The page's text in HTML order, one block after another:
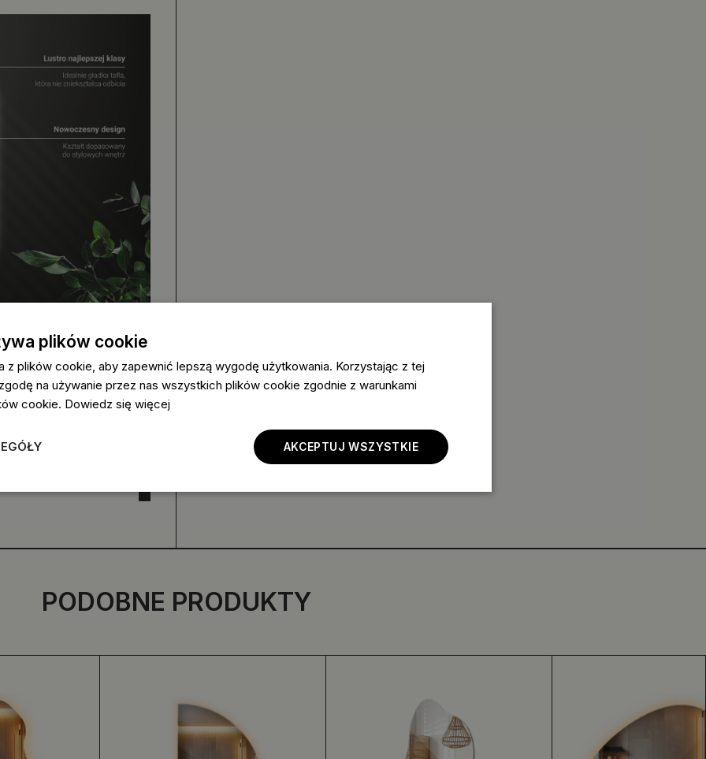
PODOBNE PRODUKTY
plików cookie
z plików cookie, aby zapewnić lepszą wygodę użytkowania. Korzystając z tej
na używanie przez nas wszystkich plików cookie zgodnie z warunkami
cookie. Dowiedz się więcej
AKCEPTUJ WSZYSTKIE